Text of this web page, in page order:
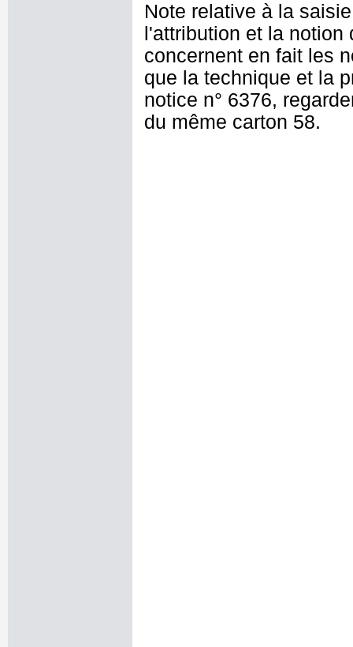
Note relative à la
l'attribution et la
concernent en fait les
que la technique et la
notice n° 6376,
du même carton 58.